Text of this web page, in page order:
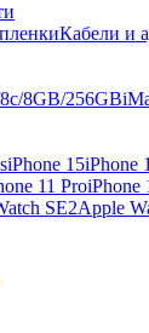
Кабели и
8GB/256GB
iPhone 15iPhone
11 ProiPhone
SE2Apple